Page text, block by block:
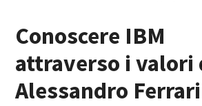
Conoscere IBM
attraverso i valori
Alessandro Ferrari